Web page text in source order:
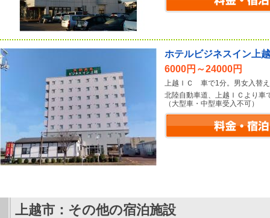
ホテルビジネスイン上越
6000円～24000円
上越ＩＣ 車で1分。男女入替
北陸自動車道、上越ＩＣより車
（大型車・中型車受入不可）
上越市：その他の宿泊施設